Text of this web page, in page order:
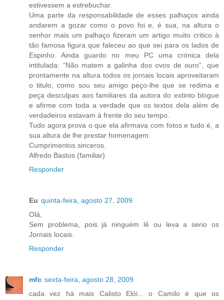
estivessem a estrebuchar.
Uma parte da responsabilidade de esses palhaços ainda
andarem a gozar como o povo foi e, é sua, na altura o
senhor mais um palhaço fizeram um artigo muito critico à
tão famosa figura que faleceu ao que sei para os lados de
Espinho. Ainda guardo no meu PC uma crónica dela
intitulada: “Não matem a galinha dos ovos de ouro”, que
prontamente na altura todos os jornais locais aproveitaram
o titulo, como sou seu amigo peço-lhe que se redima e
peça desculpas aos familiares da autora do extinto blogue
e afirme com toda a verdade que os textos dela além de
verdadeiros estavam à frente do seu tempo.
Tudo agora prova o que ela afirmava com fotos e tudo é, a
sua altura de lhe prestar homenagem.
Cumprimentos sinceros.
Alfredo Bastos (familiar)
Responder
Eu quinta-feira, agosto 27, 2009
Olá,
Sem problema, pois já ninguém lê ou leva a serio os
Jornais locais.
Responder
mfc sexta-feira, agosto 28, 2009
cada vez há mais Calisto Elói... o Camilo é que os